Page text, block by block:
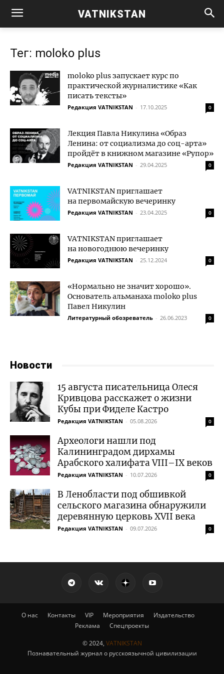
VATNIKSTAN
Тег: moloko plus
moloko plus запускает курс по
практической журналистике «Как
писать тексты»
Редакция VATNIKSTAN - 17.10.2025 0
Лекция Павла Никулина «Образ
Ленина: от социализма до соц-арта»
пройдёт в книжном магазине «Рупор»
Редакция VATNIKSTAN - 29.04.2025 0
VATNIKSTAN приглашает
на первомайскую вечеринку
Редакция VATNIKSTAN - 23.04.2025 0
VATNIKSTAN приглашает
на новогоднюю вечеринку
Редакция VATNIKSTAN - 25.12.2024 0
«Нормально не значит хорошо».
Основатель альманаха moloko plus
Павел Никулин
Литературный обозреватель - 26.06.2023 0
Новости
15 августа писательница Олеся
Кривцова расскажет о жизни
Кубы при Фиделе Кастро
Редакция VATNIKSTAN - 05.08.2026 0
Археологи нашли под
Калининградом дирхамы
Арабского халифата VIII–IX веков
Редакция VATNIKSTAN - 10.07.2026 0
В Ленобласти под обшивкой
сельского магазина обнаружили
деревянную церковь XVII века
Редакция VATNIKSTAN - 09.07.2026 0
О нас Контакты VIP Мероприятия
Издательство
Реклама
Спецпроекты
© 2024, VATNIKSTAN
Познавательный журнал о русскоязычной цивилизации